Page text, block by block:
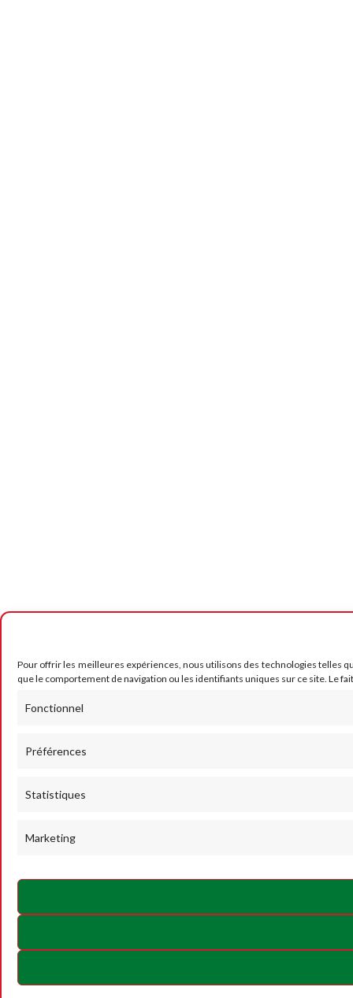
Pour offrir les meilleures expériences, nous utilisons des technologies telles
que le comportement de navigation ou les identifiants uniques sur ce site. Le
Fonctionnel
Préférences
Statistiques
Marketing